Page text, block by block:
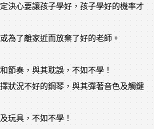
決心要讓孩子學好，孩子學好的機率才
為了離家近而放棄了好的老師。
節奏，與其耽誤，不如不學！
狀況不好的鋼琴，與其彈著音色及觸鍵
玩具，不如不學！